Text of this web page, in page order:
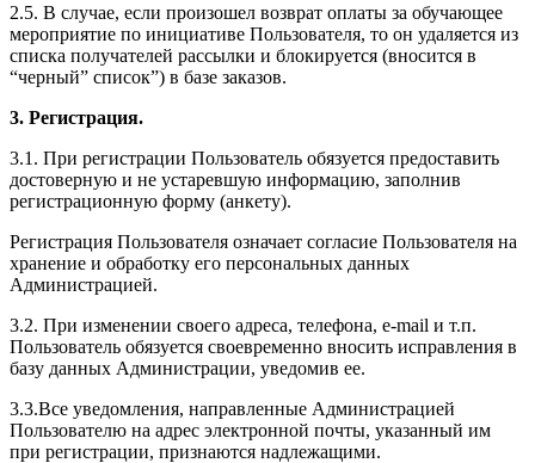
2.5. В случае, если произошел возврат оплаты за обучающее
мероприятие по инициативе Пользователя, то он удаляется из
списка получателей рассылки и блокируется (вносится в
“черный” список”) в базе заказов.
3. Регистрация.
3.1. При регистрации Пользователь обязуется предоставить
достоверную и не устаревшую информацию, заполнив
регистрационную форму (анкету).
Регистрация Пользователя означает согласие Пользователя на
хранение и обработку его персональных данных
Администрацией.
3.2. При изменении своего адреса, телефона, e-mail и т.п.
Пользователь обязуется своевременно вносить исправления в
базу данных Администрации, уведомив ее.
3.3.Все уведомления, направленные Администрацией
Пользователю на адрес электронной почты, указанный им
при регистрации, признаются надлежащими.